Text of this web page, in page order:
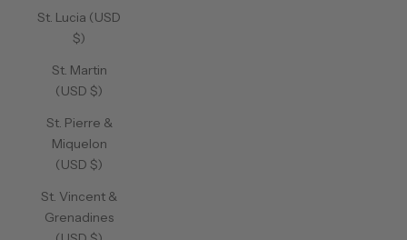
St. Lucia (USD
$)
St. Martin
(USD $)
St. Pierre &
Miquelon
(USD $)
St. Vincent &
Grenadines